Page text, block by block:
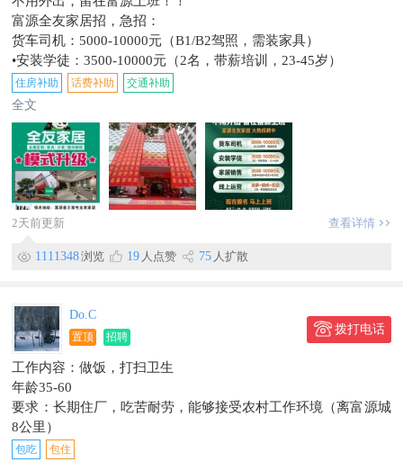
•铸造工：6500-9000元/月｜招1人｜25-45岁
•修补工：5500-6200元/月｜招1人｜25-45岁
【综合车间】
•钻中孔工：4200-6000元/月｜招2人｜30-45岁
•抛丸工：3600-4200元/月｜招1人｜30-45岁
📌飞速工厂（小计3人）
【综合车间】
•钻中孔工：4800-5200元/月｜招1人｜25-48岁
•下线工：5000-5800元/月｜招1人｜35-50岁
【机加工】
•下线工：5000-5500元/月｜招1人｜25-45岁
📌摩轮二期（小计36人）
•气密性工：5000-7200元/月｜招3人｜25-48岁
•数控车工（返工）：5000-7200元/月｜招1人｜25-48岁
【品技科】
•毛坯外观检验员：4500-6500元/月｜招1人｜25-48岁
•机加全检点：5500-7500元/月｜招2人｜25-48岁
【铸造车间】
•铸造工：5000-6000元/月｜招6人｜20-48岁
•气磨工：5000-6000元/月｜招4人｜20-45岁
富源全友家居招，急招：
货车司机：5000-10000元（B1/B2驾照，需装家具）
•安装学徒：3500-10000元（2名，带薪培训，23-45岁）
•家居销售：3500-10000元（底薪+提成+奖金+年终奖）
•线上运营：底薪+提成+奖励（2名，有直播经验优先）
•联系方式：15113196201（电话/微信）
工作不难，老员工一对一教，没有做过销售也可以，公司免费培
训。工作环境好。
联系人：15113196201（可以加微信了解）
住房补助 话费补助 交通补助
全文
2天前更新 查看详情
1111348浏览 19 人点赞 75 人扩散
Do.C
置顶 招聘
拨打电话
工作内容：做饭，打扫卫生
年龄35-60
要求：长期住厂，吃苦耐劳，能够接受农村工作环境（离富源城
8公里）
工资：3000-5000
包吃 包住